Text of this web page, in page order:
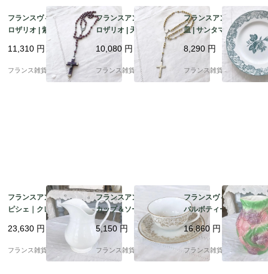
フランスヴィンテージ
ロザリオ | 紫色のガラ
スビーズ ルルドの記念
十字架 神聖 | 1890－19
30年頃
11,310 円
フランス雑貨chouchou
フランスアンティーク
ロザリオ | 天然ボーン
ナチュラルな色あい 十
字架 神聖 | 1900-1950
年代
10,080 円
フランス雑貨chouchou
フランスアンティーク
皿 | サンタマン St Ama
nd et Hamage社 深み
のあるブルーグリーン
の花柄模様 平皿 | 1900
年代初頭
8,290 円
フランス雑貨chouchou
フランスアンティーク
ピシェ｜クレイユ＆モ
ントロー 「Creil et Mo
ntereau」アンティー
ク陶磁器 ｜1840‐1876
23,630 円
フランス雑貨chouchou
フランスアンティーク
カップ＆ソーサー | ホ
ワイト×ゴールド 白磁
デズリエール社 金彩 |1
910年～中頃 ②
5,150 円
フランス雑貨chouchou
フランスヴィンテージ
バルボティーヌピシェ |
パステルカラーで描か
れたイチゴ＆葡萄 ピッ
チャー 水挿し | 1950-6
0年頃
16,860 円
フランス雑貨chouchou